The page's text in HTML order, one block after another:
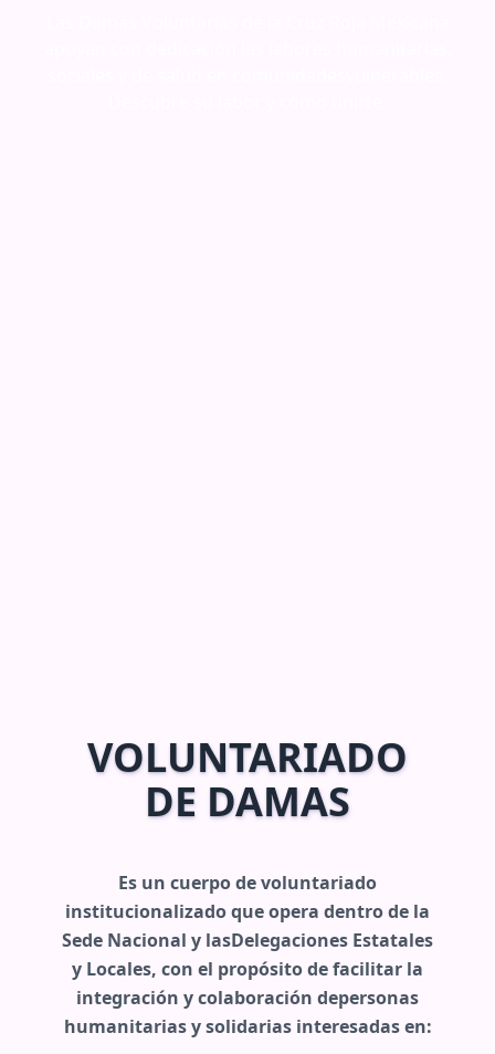
VOLUNTARIADO
DE DAMAS
Es un cuerpo de voluntariado
institucionalizado que opera dentro de la
Sede Nacional y lasDelegaciones Estatales
y Locales, con el propósito de facilitar la
integración y colaboración depersonas
humanitarias y solidarias interesadas en: